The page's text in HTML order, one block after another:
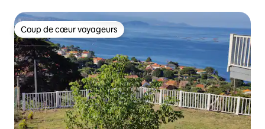
Coup de cœur voyageurs
Coup de cœur voyageurs